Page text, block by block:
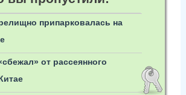
припарковалась на
от рассеянного